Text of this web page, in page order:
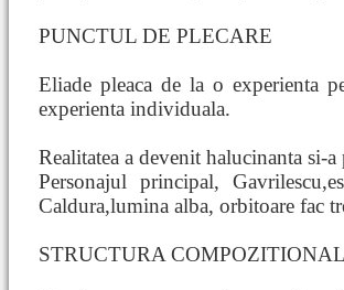
PUNCTUL DE PLECARE
Eliade pleaca de la o experienta
experienta individuala.
Realitatea a devenit halucinanta si-
Personajul principal,
Caldura,lumina alba, orbitoare fac
STRUCTURA